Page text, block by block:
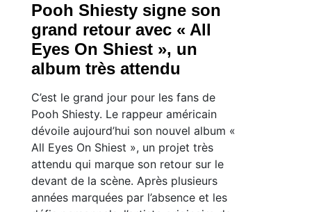
Pooh Shiesty signe son
grand retour avec « All
Eyes On Shiest », un
album très attendu
C’est le grand jour pour les fans de
Pooh Shiesty. Le rappeur américain
dévoile aujourd’hui son nouvel album «
All Eyes On Shiest », un projet très
attendu qui marque son retour sur le
devant de la scène. Après plusieurs
années marquées par l’absence et les